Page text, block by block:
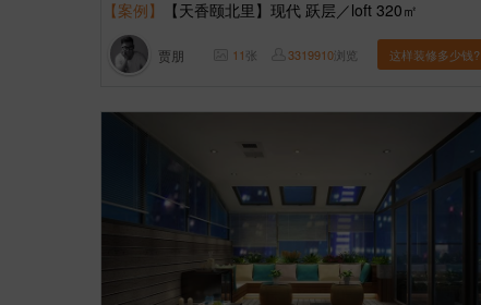
【案例】 【天香颐北里】现代 跃层／loft 320㎡
贾朋 11张 3319910浏览 这样装修多少钱?